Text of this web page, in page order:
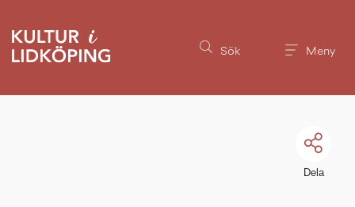
Sök Meny
Dela